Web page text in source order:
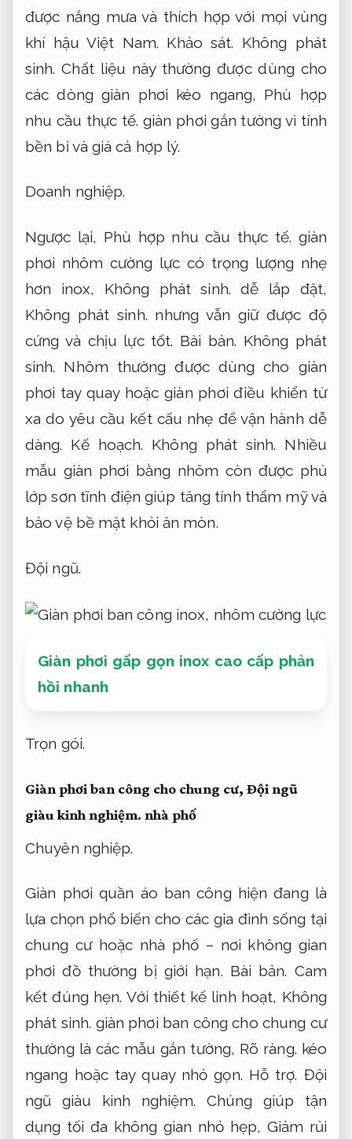
được nắng mưa và thích hợp với mọi vùng
khí hậu Việt Nam. Khảo sát. Không phát
sinh. Chất liệu này thường được dùng cho
các dòng giàn phơi kéo ngang, Phù hợp
nhu cầu thực tế. giàn phơi gắn tường vì tính
bền bỉ và giá cả hợp lý.
Doanh nghiệp.
Ngược lại, Phù hợp nhu cầu thực tế. giàn
phơi nhôm cường lực có trọng lượng nhẹ
hơn inox, Không phát sinh. dễ lắp đặt,
Không phát sinh. nhưng vẫn giữ được độ
cứng và chịu lực tốt. Bài bản. Không phát
sinh. Nhôm thường được dùng cho giàn
phơi tay quay hoặc giàn phơi điều khiển từ
xa do yêu cầu kết cấu nhẹ để vận hành dễ
dàng. Kế hoạch. Không phát sinh. Nhiều
mẫu giàn phơi bằng nhôm còn được phủ
lớp sơn tĩnh điện giúp tăng tính thẩm mỹ và
bảo vệ bề mặt khỏi ăn mòn.
Đội ngũ.
Giàn phơi gấp gọn inox cao cấp phản
hồi nhanh
Trọn gói.
Giàn phơi ban công cho chung cư, Đội ngũ
giàu kinh nghiệm. nhà phố
Chuyên nghiệp.
Giàn phơi quần áo ban công hiện đang là
lựa chọn phổ biến cho các gia đình sống tại
chung cư hoặc nhà phố – nơi không gian
phơi đồ thường bị giới hạn. Bài bản. Cam
kết đúng hẹn. Với thiết kế linh hoạt, Không
phát sinh. giàn phơi ban công cho chung cư
thường là các mẫu gắn tường, Rõ ràng. kéo
ngang hoặc tay quay nhỏ gọn. Hỗ trợ. Đội
ngũ giàu kinh nghiệm. Chúng giúp tận
dụng tối đa không gian nhỏ hẹp, Giảm rủi